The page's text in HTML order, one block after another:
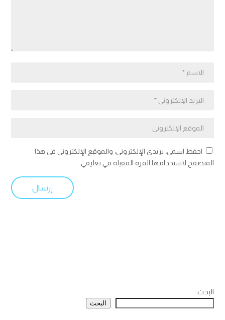
احفظ اسمي، بريدي الإلكتروني، والموقع الإلكتروني في هذا
المتصفح لاستخدامها المرة المقبلة في تعليقي.
البحث
البحث